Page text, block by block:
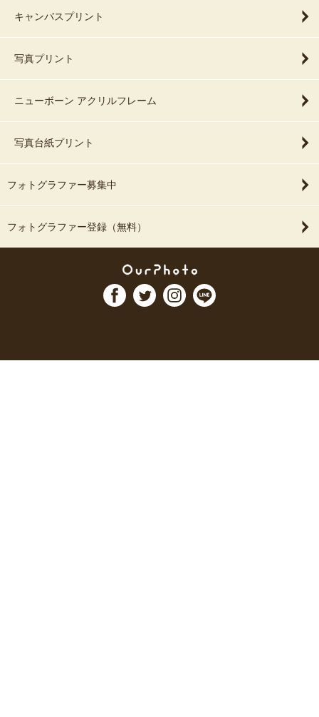
キャンバスプリント
写真プリント
ニューボーン アクリルフレーム
写真台紙プリント
フォトグラファー募集中
フォトグラファー登録（無料）